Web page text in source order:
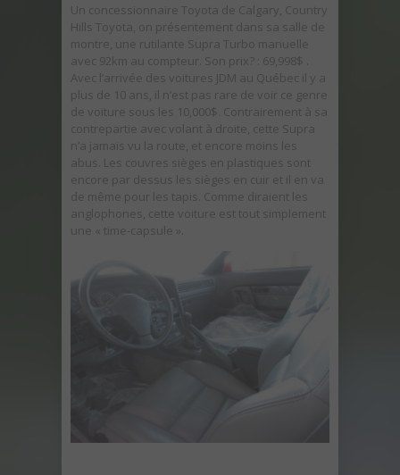
Un concessionnaire Toyota de Calgary, Country
Hills Toyota, on présentement dans sa salle de
montre, une rutilante Supra Turbo manuelle
avec 92km au compteur. Son prix? : 69,998$ .
Avec l’arrivée des voitures JDM au Québec il y a
plus de 10 ans, il n’est pas rare de voir ce genre
de voiture sous les 10,000$. Contrairement à sa
contrepartie avec volant à droite, cette Supra
n’a jamais vu la route, et encore moins les
abus. Les couvres sièges en plastiques sont
encore par dessus les sièges en cuir et il en va
de même pour les tapis. Comme diraient les
anglophones, cette voiture est tout simplement
une « time-capsule ».